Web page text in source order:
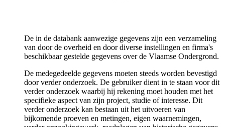
De in de databank aanwezige gegevens zijn een verzameling
van door de overheid en door diverse instellingen en firma's
beschikbaar gestelde gegevens over de Vlaamse Ondergrond.
De medegedeelde gegevens moeten steeds worden bevestigd
door verder onderzoek. De gebruiker dient in te staan voor dit
verder onderzoek waarbij hij rekening moet houden met het
specifieke aspect van zijn project, studie of interesse. Dit
verder onderzoek kan bestaan uit het uitvoeren van
bijkomende proeven en metingen, eigen waarnemingen,